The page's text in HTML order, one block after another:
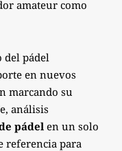
amateur como
del pádel
en nuevos
marcando su
análisis
pádel en un solo
referencia para